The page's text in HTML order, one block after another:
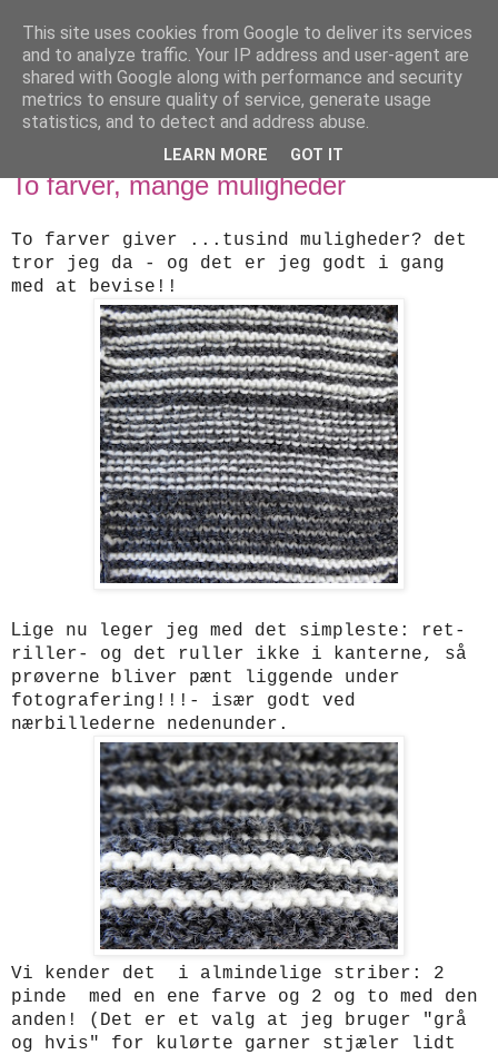
designstrik.dk
.... en side om en yndlingsbeskæftigelse: håndstrik
tirsdag den 27. august 2013
To farver, mange muligheder
To farver giver ...tusind muligheder? det
tror jeg da - og det er jeg godt i gang
med at bevise!!
Lige nu leger jeg med det simpleste: ret-
riller- og det ruller ikke i kanterne, så
prøverne bliver pænt liggende under
fotografering!!!- især godt ved
nærbillederne nedenunder.
Vi kender det i almindelige striber: 2
pinde med en ene farve og 2 og to med den
anden! (Det er et valg at jeg bruger "grå
og hvis" for kulørte garner stjæler lidt
This site uses cookies from Google to deliver its services
and to analyze traffic. Your IP address and user-agent are
shared with Google along with performance and security
metrics to ensure quality of service, generate usage
statistics, and to detect and address abuse.
LEARN MORE GOT IT